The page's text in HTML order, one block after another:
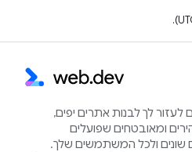
לך לבנות אתרים יפים,
ומאובטחים שפועלים
ולכל המשתמשים שלך.